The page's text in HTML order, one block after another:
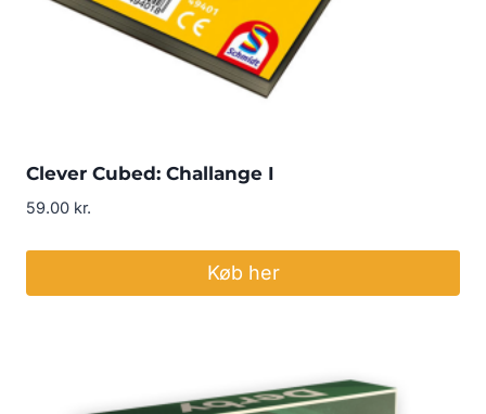
Clever Cubed: Challange I
59.00 kr.
Køb her